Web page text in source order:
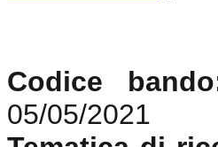
Codice
05/05/2021